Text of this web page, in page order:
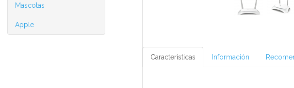
Mascotas
Apple
Características Información